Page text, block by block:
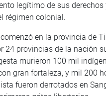
legítimo de sus
régimen colonial.
en la provincia de
24 provincias de la nación
murieron 100 mil
gran fortaleza, y mil 200
fueron derrotados en